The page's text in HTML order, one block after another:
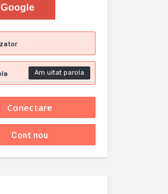
Google
Am uitat parola